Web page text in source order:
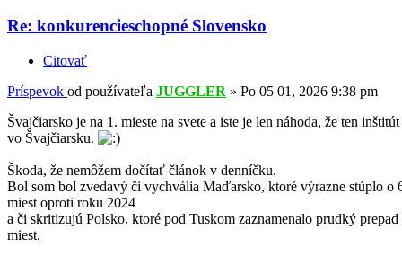
Re: konkurencieschopné Slovensko
Citovať
Príspevok od používateľa JUGGLER » Po 05 01, 2026 9:38 pm
Švajčiarsko je na 1. mieste na svete a iste je len náhoda, že ten
vo Švajčiarsku.
Škoda, že nemôžem dočítať článok v denníčku.
Bol som bol zvedavý či vychvália Maďarsko, ktoré výrazne stúplo o
miest oproti roku 2024
a či skritizujú Polsko, ktoré pod Tuskom zaznamenalo prudký prepad
miest.